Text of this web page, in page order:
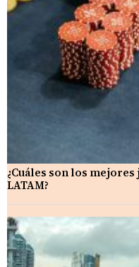
¿Cuáles son los
LATAM?